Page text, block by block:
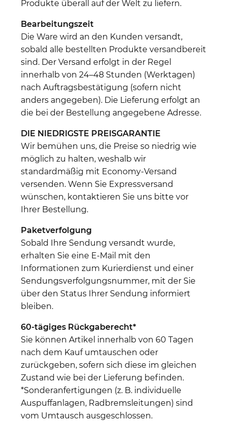
Produkte überall auf der Welt zu liefern.
Bearbeitungszeit
Die Ware wird an den Kunden versandt,
sobald alle bestellten Produkte versandbereit
sind. Der Versand erfolgt in der Regel
innerhalb von 24–48 Stunden (Werktagen)
nach Auftragsbestätigung (sofern nicht
anders angegeben). Die Lieferung erfolgt an
die bei der Bestellung angegebene Adresse.
DIE NIEDRIGSTE PREISGARANTIE
Wir bemühen uns, die Preise so niedrig wie
möglich zu halten, weshalb wir
standardmäßig mit Economy-Versand
versenden. Wenn Sie Expressversand
wünschen, kontaktieren Sie uns bitte vor
Ihrer Bestellung.
Paketverfolgung
Sobald Ihre Sendung versandt wurde,
erhalten Sie eine E-Mail mit den
Informationen zum Kurierdienst und einer
Sendungsverfolgungsnummer, mit der Sie
über den Status Ihrer Sendung informiert
bleiben.
60-tägiges Rückgaberecht*
Sie können Artikel innerhalb von 60 Tagen
nach dem Kauf umtauschen oder
zurückgeben, sofern sich diese im gleichen
Zustand wie bei der Lieferung befinden.
*Sonderanfertigungen (z. B. individuelle
Auspuffanlagen, Radbremsleitungen) sind
vom Umtausch ausgeschlossen.